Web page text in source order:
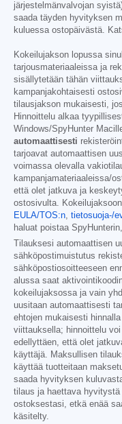
järjestelmänvalvojan
saada täyden hyvityksen
kuluessa ostopäivästä.
Kokeilujakson lopussa
tarjousmateriaaleissa ja
sisällytetään tähän
kampanjakohtaisesti
tilausjakson mukaisesti,
Hinnoittelu alkaa
Windows/SpyHunter
automaattisesti
tarjoavat automaattisen
voimassa olevalla
kampanjamateriaaleissa/
että olet jatkuva ja
ostosivulta.
EULA/TOS:n, tietosuoja-/
haluat poistaa SpyHunterin,
Tilauksesi automaattisen
sähköpostimuistutus
sähköpostiosoitteeseen
alussa saat
kokeilujaksossa ja vain
uusitaan automaattisesti
ehtojen mukaisesti
viittauksella; hinnoittelu
edellyttäen, että olet
käyttäjä. Maksullisen
käyttää tuotteitaan
saada hyvityksen
tilaus ja haettava
ostoksestasi, etkä enää
käsitelty.